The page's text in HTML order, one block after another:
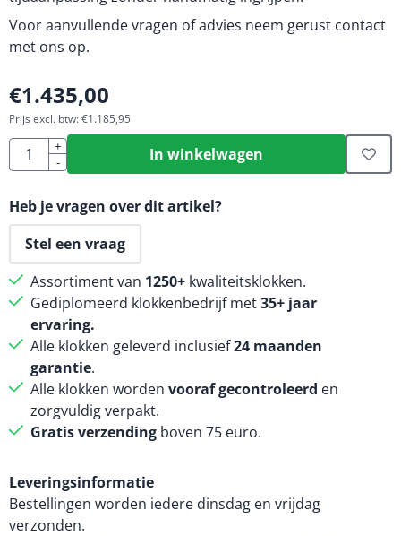
Voor aanvullende vragen of advies neem gerust contact
met ons op.
€1.435,00
Prijs excl. btw:€1.185,95
Aantal
+
-
In winkelwagen
Heb je vragen over dit artikel?
Stel een vraag
Assortiment van 1250+ kwaliteitsklokken.
Gediplomeerd klokkenbedrijf met35+ jaar
ervaring.
Alle klokken geleverd inclusief24 maanden
garantie.
Alle klokken worden vooraf gecontroleerd en
zorgvuldig verpakt.
Gratis verzending boven 75 euro.
Leveringsinformatie
Bestellingen worden iedere dinsdag en vrijdag
verzonden.